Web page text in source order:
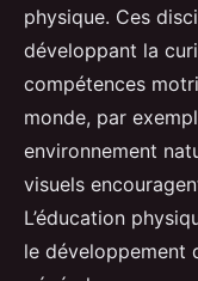
physique. Ces
développant la
compétences
monde, par
environnement
visuels
L’éducation
le développement